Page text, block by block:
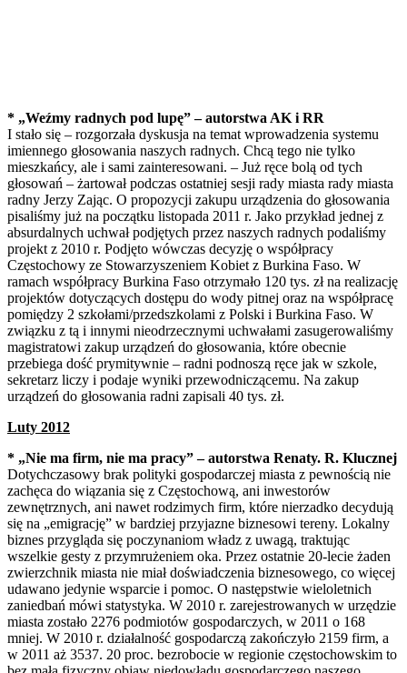
* „Weźmy radnych pod lupę” – autorstwa AK i RR
I stało się – rozgorzała dyskusja na temat wprowadzenia systemu
imiennego głosowania naszych radnych. Chcą tego nie tylko
mieszkańcy, ale i sami zainteresowani. – Już ręce bolą od tych
głosowań – żartował podczas ostatniej sesji rady miasta rady miasta
radny Jerzy Zając. O propozycji zakupu urządzenia do głosowania
pisaliśmy już na początku listopada 2011 r. Jako przykład jednej z
absurdalnych uchwał podjętych przez naszych radnych podaliśmy
projekt z 2010 r. Podjęto wówczas decyzję o współpracy
Częstochowy ze Stowarzyszeniem Kobiet z Burkina Faso. W
ramach współpracy Burkina Faso otrzymało 120 tys. zł na realizację
projektów dotyczących dostępu do wody pitnej oraz na współpracę
pomiędzy 2 szkołami/przedszkolami z Polski i Burkina Faso. W
związku z tą i innymi nieodrzecznymi uchwałami zasugerowaliśmy
magistratowi zakup urządzeń do głosowania, które obecnie
przebiega dość prymitywnie – radni podnoszą ręce jak w szkole,
sekretarz liczy i podaje wyniki przewodniczącemu. Na zakup
urządzeń do głosowania radni zapisali 40 tys. zł.
Luty 2012
* „Nie ma firm, nie ma pracy” – autorstwa Renaty. R. Klucznej
Dotychczasowy brak polityki gospodarczej miasta z pewnością nie
zachęca do wiązania się z Częstochową, ani inwestorów
zewnętrznych, ani nawet rodzimych firm, które nierzadko decydują
się na „emigrację” w bardziej przyjazne biznesowi tereny. Lokalny
biznes przygląda się poczynaniom władz z uwagą, traktując
wszelkie gesty z przymrużeniem oka. Przez ostatnie 20-lecie żaden
zwierzchnik miasta nie miał doświadczenia biznesowego, co więcej
udawano jedynie wsparcie i pomoc. O następstwie wieloletnich
zaniedbań mówi statystyka. W 2010 r. zarejestrowanych w urzędzie
miasta zostało 2276 podmiotów gospodarczych, w 2011 o 168
mniej. W 2010 r. działalność gospodarczą zakończyło 2159 firm, a
w 2011 aż 3537. 20 proc. bezrobocie w regionie częstochowskim to